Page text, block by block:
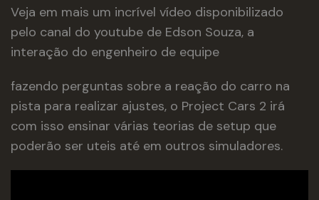
Veja em mais um incrível vídeo disponibilizado
pelo canal do youtube de Edson Souza, a
interação do engenheiro de equipe
fazendo perguntas sobre a reação do carro na
pista para realizar ajustes, o Project Cars 2 irá
com isso ensinar várias teorias de setup que
poderão ser uteis até em outros simuladores.